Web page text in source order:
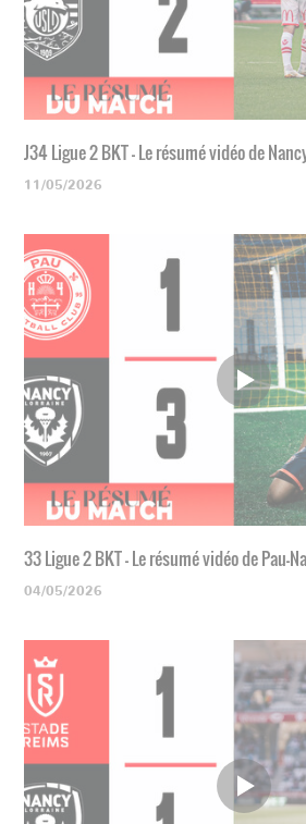
J34 Ligue 2 BKT - Le résumé vidéo de
11/05/2026
33 Ligue 2 BKT - Le résumé vidéo de Pau-
04/05/2026